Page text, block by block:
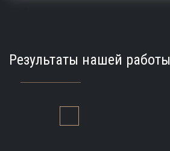
Результаты нашей работы